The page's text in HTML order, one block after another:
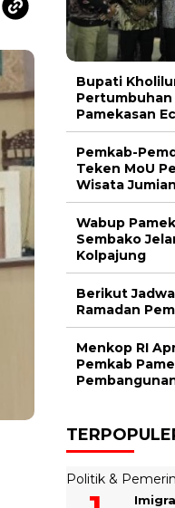
Bupati
Pamekasan
Pemkab-
Teken MoU
Wisata
Wabup
Sembako
Kolpajung
Berikut
Ramadan
Menkop RI
Pemkab
Politik &